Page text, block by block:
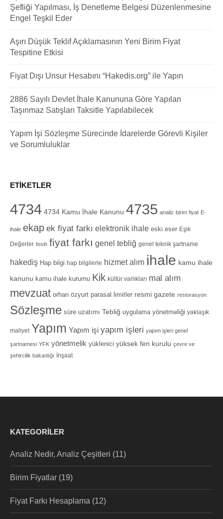
Şefliği Yapılması, İş Denetleme Belgesi Düzenlenmesine
Engel Teşkil Eder
Aşırı Düşük Teklif Açıklamasının Yeni Birim Fiyat
Tespitine Etkisi
Fiyat Dışı Unsur Hesabını “Hakedis.org” ile Yapın
2886 Sayılı Devlet İhale Kanununa Göre Yapılan
Taşınmaz Satışları Taksitle Yapılabilecek
Yapım İşi Sözleşme Sürecinde İdarelerde Görevli Kişiler
ve Sorumluluklar
ETIKETLER
4734 4734 Kamu İhale Kanunu 4735 analiz birim fiyat E-
ihale ekap ek fiyat farkı elektronik ihale eski eser Eşik
Değerler fesih fiyat farkı genel tebliğ genel teknik şartname
hakediş Hap bilgi hap bilgilerle hizmet alım ihale kamu ihale
kanunu kamu ihale kurumu Kik kültür varlıkları mal alım
mevzuat orhan özyurt parasal limitler resmi gazete restorasyon
Sözleşme süre uzatımı Tebliğ uygulama yönetmeliği yaklaşık
maliyet Yapım Yapım işi yapım işleri yapım işleri genel
şartnamesi YFK yönetmelik yüklenici yüksek fen kurulu çevre ve
şehircilik bakanlığı İnşaat
KATEGORILER
Analiz Nedir, Analiz Çeşitleri (11)
Birim Fiyatlar (19)
Fiyat Farkı Hesaplama (12)